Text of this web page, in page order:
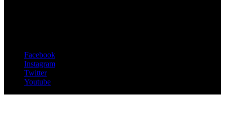
Facebook
Instagram
Twitter
Youtube